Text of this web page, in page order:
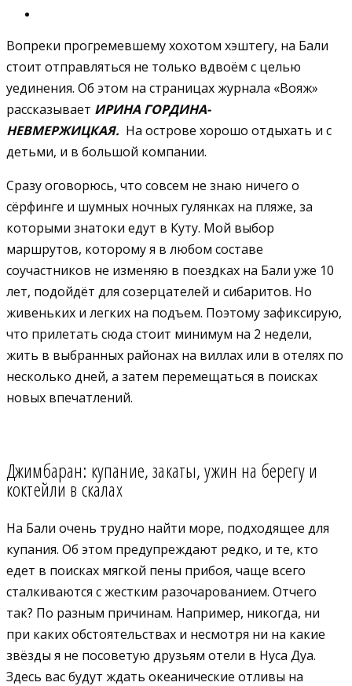
Вопреки прогремевшему хохотом хэштегу, на Бали
стоит отправляться не только вдвоём с целью
уединения. Об этом на страницах журнала «Вояж»
рассказывает ИРИНА ГОРДИНА-
НЕВМЕРЖИЦКАЯ. На острове хорошо отдыхать и с
детьми, и в большой компании.
Сразу оговорюсь, что совсем не знаю ничего о
сёрфинге и шумных ночных гулянках на пляже, за
которыми знатоки едут в Куту. Мой выбор
маршрутов, которому я в любом составе
соучастников не изменяю в поездках на Бали уже 10
лет, подойдёт для созерцателей и сибаритов. Но
живеньких и легких на подъем. Поэтому зафиксирую,
что прилетать сюда стоит минимум на 2 недели,
жить в выбранных районах на виллах или в отелях по
несколько дней, а затем перемещаться в поисках
новых впечатлений.
Джимбаран: купание, закаты, ужин на берегу и
коктейли в скалах
На Бали очень трудно найти море, подходящее для
купания. Об этом предупреждают редко, и те, кто
едет в поисках мягкой пены прибоя, чаще всего
сталкиваются с жестким разочарованием. Отчего
так? По разным причинам. Например, никогда, ни
при каких обстоятельствах и несмотря ни на какие
звёзды я не посоветую друзьям отели в Нуса Дуа.
Здесь вас будут ждать океанические отливы на